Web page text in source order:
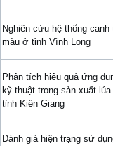
Nghiên cứu hệ thống
màu ở tỉnh Vĩnh Long
Phân tích hiệu quả ứng
kỹ thuật trong sản xuất
tỉnh Kiên Giang
Đánh giá hiện trạng sử